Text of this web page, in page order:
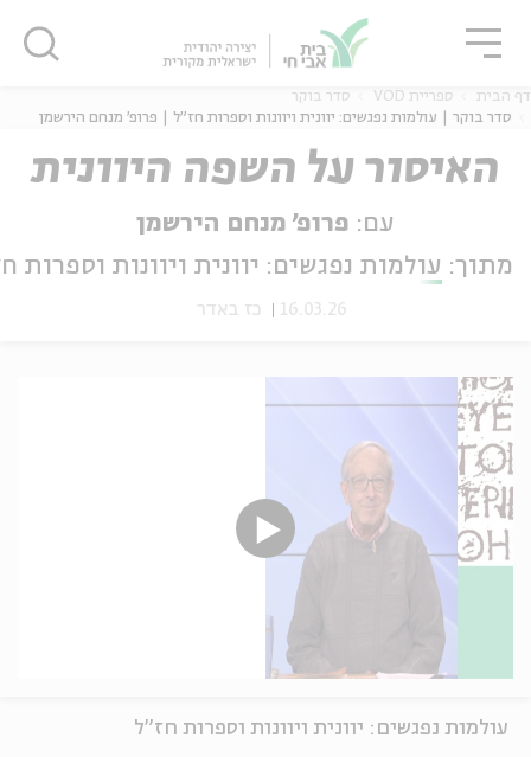
דף הבית ספריית VOD
סדר בוקר
סדר בוקר | עולמות נפגשים: יוונית ויוונות וספרות חז"ל | פרופ' מנחם הירשמן
האיסור על השפה היוונית
עם: פרופ' מנחם הירשמן
מתוך: עולמות נפגשים: יוונית ויוונות וספרות
16.03.26 כז באדר
עולמות נפגשים: יוונית ויוונות וספרות חז"ל
סגור